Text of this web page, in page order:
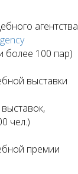
агентства
более 100 пар)
выставки
чел.)
премии